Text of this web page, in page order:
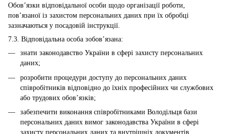
Обов’язки відповідальної особи щодо організації роботи,
пов’язаної із захистом персональних даних при їх обробці
зазначаються у посадовій інструкції.
7.3. Відповідальна особа зобов’язана:
знати законодавство України в сфері захисту персональних
даних;
розробити процедури доступу до персональних даних
співробітників відповідно до їхніх професійних чи службових
або трудових обов’язків;
забезпечити виконання співробітниками Володільця бази
персональних даних вимог законодавства України в сфері
захисту персональних даних та внутрішніх документів,